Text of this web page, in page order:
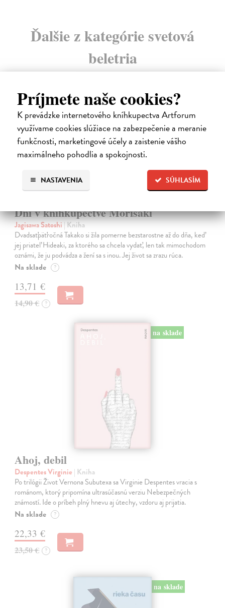
Príjmete naše cookies?
K prevádzke internetového kníhkupectva Artforum
využívame cookies slúžiace na zabezpečenie a meranie
funkčnosti, marketingové účely a zaistenie vášho
maximálneho pohodlia a spokojnosti.
SÚHLASÍM
NASTAVENIA
Ďalšie z kategórie svetová
beletria
novinka
Dni v kníhkupectve Morisaki
Jagisawa Satoshi| Kniha
Dvadsaťpäťročná Takako si žila pomerne bezstarostne až do dňa, keď
jej priateľ Hideaki, za ktorého sa chcela vydať, len tak mimochodom
oznámi, že ju podvádza a žení sa s inou. Jej život sa zrazu rúca.
Na sklade ?
13,71 €
14,90 € ?
na sklade
Ahoj, debil
Despentes Virginie | Kniha
Po trilógii Život Vernona Subutexa sa Virginie Despentes vracia s
románom, ktorý pripomína ultrasúčasnú verziu Nebezpečných
známostí. Ide o príbeh plný hnevu aj útechy, vzdoru aj prijatia.
Na sklade ?
22,33 €
23,50 € ?
na sklade